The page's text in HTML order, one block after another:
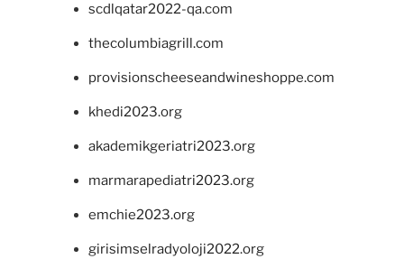
scdlqatar2022-qa.com
thecolumbiagrill.com
provisionscheeseandwineshoppe.com
khedi2023.org
akademikgeriatri2023.org
marmarapediatri2023.org
emchie2023.org
girisimselradyoloji2022.org